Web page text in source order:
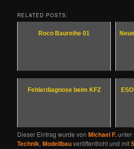
RELATED POSTS:
Roco Baureihe 01
Fehlerdiagnose beim KFZ
Dieser Eintrag wurde vonMichael F.unter
Technik,Modellbauveröffentlicht und mit